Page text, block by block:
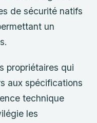
de sécurité natifs
un
propriétaires qui
aux spécifications
technique
les